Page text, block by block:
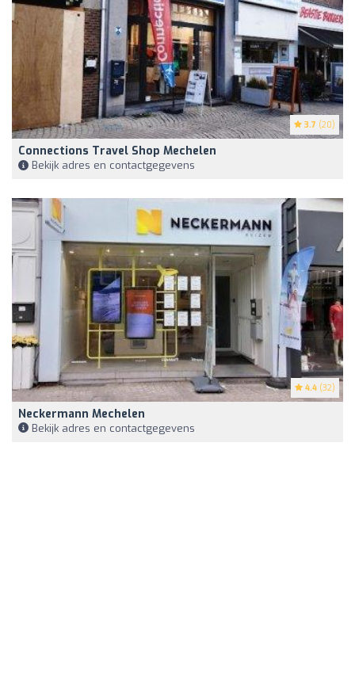
3.7 (20)
Connections Travel Shop Mechelen
Bekijk adres en contactgegevens
4.4 (32)
Neckermann Mechelen
Bekijk adres en contactgegevens